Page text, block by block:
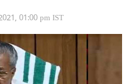
01:00 pm IST